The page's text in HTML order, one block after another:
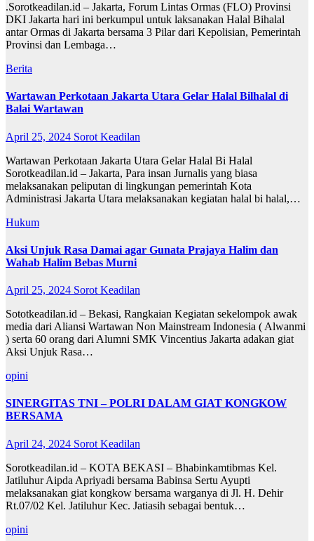
.Sorotkeadilan.id – Jakarta, Forum Lintas Ormas (FLO) Provinsi
DKI Jakarta hari ini berkumpul untuk laksanakan Halal Bihalal
antar Ormas di Jakarta bersama 3 Pilar dari Kepolisian, Pemerintah
Provinsi dan Lembaga…
Berita
Wartawan Perkotaan Jakarta Utara Gelar Halal Bilhalal di
Balai Wartawan
April 25, 2024 Sorot Keadilan
Wartawan Perkotaan Jakarta Utara Gelar Halal Bi Halal
Sorotkeadilan.id – Jakarta, Para insan Jurnalis yang biasa
melaksanakan peliputan di lingkungan pemerintah Kota
Administrasi Jakarta Utara melaksanakan kegiatan halal bi halal,…
Hukum
Aksi Unjuk Rasa Damai agar Gunata Prajaya Halim dan
Wahab Halim Bebas Murni
April 25, 2024 Sorot Keadilan
Sototkeadilan.id – Bekasi, Rangkaian Kegiatan sekelompok awak
media dari Aliansi Wartawan Non Mainstream Indonesia ( Alwanmi
) serta 60 orang dari Alumni SMK Vincentius Jakarta adakan giat
Aksi Unjuk Rasa…
opini
SINERGITAS TNI – POLRI DALAM GIAT KONGKOW
BERSAMA
April 24, 2024 Sorot Keadilan
Sorotkeadilan.id – KOTA BEKASI – Bhabinkamtibmas Kel.
Jatiluhur Aipda Apriyadi bersama Babinsa Sertu Ayupti
melaksanakan giat kongkow bersama warganya di Jl. H. Dehir
Rt.07/02 Kel. Jatiluhur Kec. Jatiasih sebagai bentuk…
opini